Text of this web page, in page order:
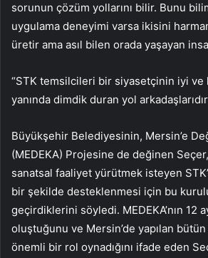
sorunun çözüm yollarını bilir. Bunu
uygulama deneyimi varsa ikisini
üretir ama asıl bilen orada yaşayan
“STK temsilcileri bir siyasetçinin iyi ve
yanında dimdik duran yol
Büyükşehir Belediyesinin, Mersin’e
(MEDEKA) Projesine de değinen
sanatsal faaliyet yürütmek isteyen
bir şekilde desteklenmesi için bu
geçirdiklerini söyledi. MEDEKA’nın 12
oluştuğunu ve Mersin’de yapılan
önemli bir rol oynadığını ifade eden